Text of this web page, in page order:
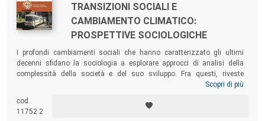
TRANSIZIONI SOCIALI E
CAMBIAMENTO CLIMATICO:
PROSPETTIVE SOCIOLOGICHE
I profondi cambiamenti sociali che hanno caratterizzato gli ultimi
decenni sfidano la sociologia a esplorare approcci di analisi della
complessità della società e del suo sviluppo. Fra questi, riveste
particolare rilievo l’impatto del cambiamento climatico, una minaccia
esiti delle trasformazioni indotte in ogni aspetto della vita sociale dal
modello di sviluppo dell’Antropocene.
Scopri di più
cod.
11752.2